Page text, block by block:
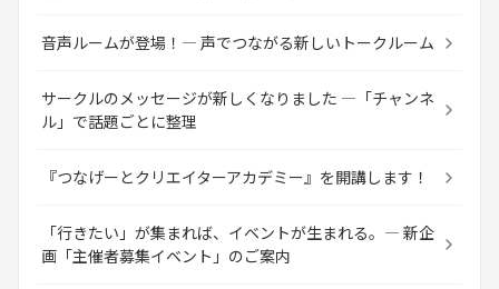
音声ルームが登場！― 声でつながる新しいトークルーム
サークルのメッセージが新しくなりました ―「チャンネ
ル」で話題ごとに整理
『つなげーとクリエイターアカデミー』を開講します！
「行きたい」が集まれば、イベントが生まれる。― 新企
画「主催者募集イベント」のご案内